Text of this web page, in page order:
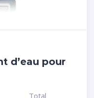
d’eau pour
Total